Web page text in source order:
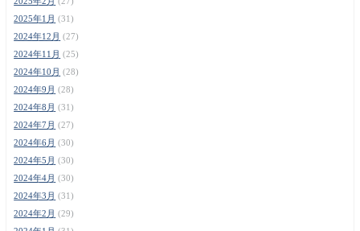
2025年1月 (31)
2024年12月 (27)
2024年11月 (25)
2024年10月 (28)
2024年9月 (28)
2024年8月 (31)
2024年7月 (27)
2024年6月 (30)
2024年5月 (30)
2024年4月 (30)
2024年3月 (31)
2024年2月 (29)